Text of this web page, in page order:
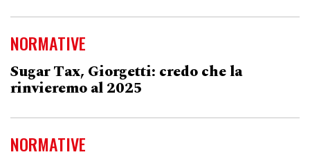
NORMATIVE
Sugar Tax, Giorgetti: credo che la
rinvieremo al 2025
NORMATIVE